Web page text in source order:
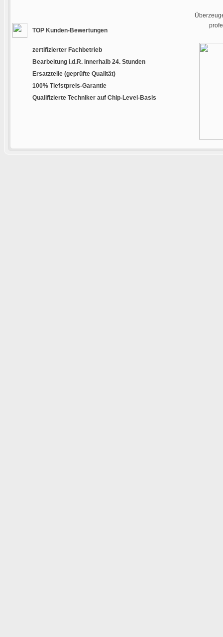
TOP Kunden-Bewertungen
zertifizierter Fachbetrieb
Bearbeitung i.d.R. innerhalb 24. Stunden
Ersatzteile (geprüfte Qualität)
100% Tiefstpreis-Garantie
Qualifizierte Techniker auf Chip-Level-Basis